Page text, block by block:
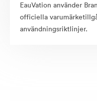
EauVation använder
officiella
användningsriktlinjer.